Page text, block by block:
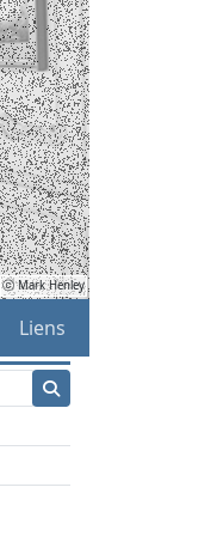
ⓒ Mark Henley
Liens